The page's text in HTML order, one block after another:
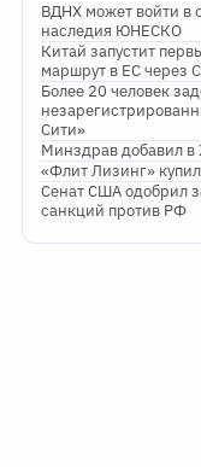
ВДНХ может войти в
наследия ЮНЕСКО
Китай запустит
маршрут в ЕС через
Более 20 человек
Сити»
Минздрав добавил
«Флит Лизинг»
Сенат США одобрил
санкций против РФ